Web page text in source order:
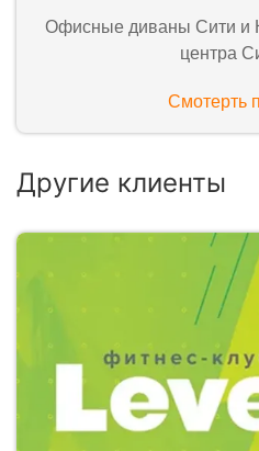
Офисные диваны Сити и
центра
Смотерть
Другие клиенты